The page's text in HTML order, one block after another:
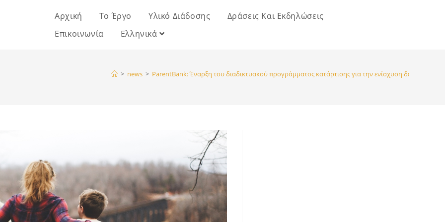
Αρχική Το Έργο Υλικό Διάδοσης
Δράσεις Και Εκδηλώσεις
Επικοινωνία
Ελληνικά
> news > ParentBank: Έναρξη του διαδικτυακού προγράμματος κατάρτισης για την ενίσχυση